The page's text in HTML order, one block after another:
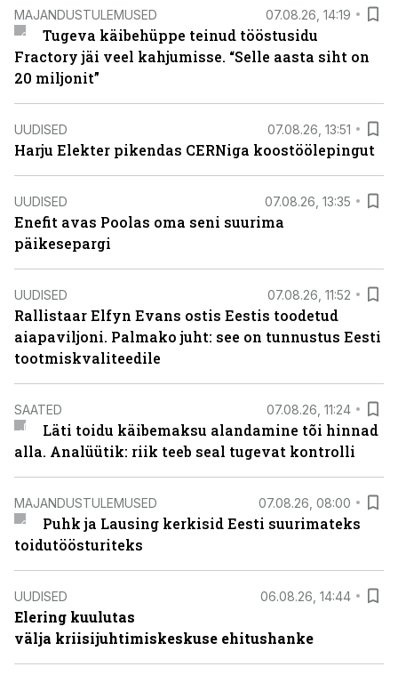
MAJANDUSTULEMUSED 07.08.26, 14:19
Tugeva käibehüppe teinud tööstusidu
Fractory jäi veel kahjumisse. “Selle aasta siht on
20 miljonit”
UUDISED 07.08.26, 13:51
Harju Elekter pikendas CERNiga koostöölepingut
UUDISED 07.08.26, 13:35
Enefit avas Poolas oma seni suurima
päikesepargi
UUDISED 07.08.26, 11:52
Rallistaar Elfyn Evans ostis Eestis toodetud
aiapaviljoni. Palmako juht: see on tunnustus Eesti
tootmiskvaliteedile
SAATED 07.08.26, 11:24
Läti toidu käibemaksu alandamine tõi hinnad
alla. Analüütik: riik teeb seal tugevat kontrolli
MAJANDUSTULEMUSED 07.08.26, 08:00
Puhk ja Lausing kerkisid Eesti suurimateks
toidutöösturiteks
UUDISED 06.08.26, 14:44
Elering kuulutas
välja kriisijuhtimiskeskuse ehitushanke